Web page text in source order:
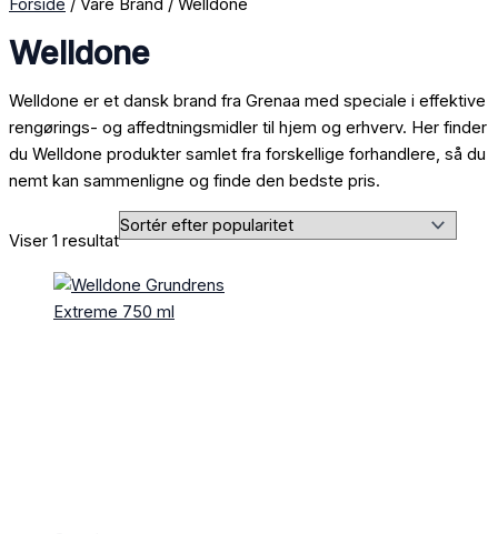
Forside / Vare Brand / Welldone
Welldone
Welldone er et dansk brand fra Grenaa med speciale i effektive
rengørings- og affedtningsmidler til hjem og erhverv. Her finder
du Welldone produkter samlet fra forskellige forhandlere, så du
nemt kan sammenligne og finde den bedste pris.
Viser 1 resultat